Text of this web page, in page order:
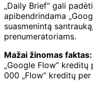
„Daily Brief“ gali
apibendrindama
suasmenintą
prenumeratoriams.
Mažai žinomas faktas:
„Google Flow“ kreditų
000 „Flow“ kreditų per